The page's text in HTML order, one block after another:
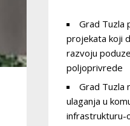
Grad Tuzla
projekata koji
razvoju
poljoprivrede
Grad Tuzla
ulaganja u
infrastrukturu-